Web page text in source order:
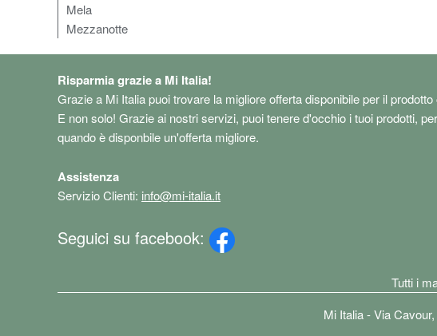
Mela
Mezzanotte
Risparmia grazie a Mi Italia!
Grazie a Mi Italia puoi trovare la migliore offerta disponibile per il
E non solo! Grazie ai nostri servizi, puoi tenere d'occhio i tuoi prodotti,
quando è disponbile un'offerta migliore.
Assistenza
Servizio Clienti: info@mi-italia.it
Seguici su facebook:
Tutti i
Mi Italia - Via